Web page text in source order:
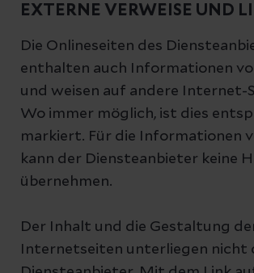
EXTERNE VERWEISE UND
Die Onlineseiten des
enthalten auch Informationen
und weisen auf andere Internet-
Wo immer möglich, ist dies
markiert. Für die Informationen
kann der Diensteanbieter keine
übernehmen.
Der Inhalt und die Gestaltung
Internetseiten unterliegen nicht